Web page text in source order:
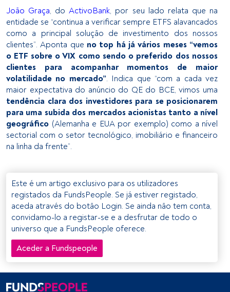
Lista de parceiros (fornecedores)
João Graça, doActivoBank, por seu lado relata que na
entidade se “continua a verificar sempre ETFS alavancados
como a principal solução de investimento dos nossos
clientes”. Aponta que no top há já vários meses “vemos
o ETF sobre o VIX como sendo o preferido dos nossos
clientes para acompanhar momentos de maior
volatilidade no mercado”. Indica que “com a cada vez
maior expectativa do anúncio do QE do BCE, vimos uma
tendência clara dos investidores para se posicionarem
para uma subida dos mercados acionistas tanto a nível
geográfico (Alemanha e EUA por exemplo) como a nível
sectorial com o setor tecnológico, imobiliário e financeiro
na linha da frente”.
Este é um artigo exclusivo para os utilizadores
registados da FundsPeople. Se já estiver registado,
aceda através do botão Login. Se ainda não tem conta,
convidamo-lo a registar-se e a desfrutar de todo o
universo que a FundsPeople oferece.
Aceder a Fundspeople